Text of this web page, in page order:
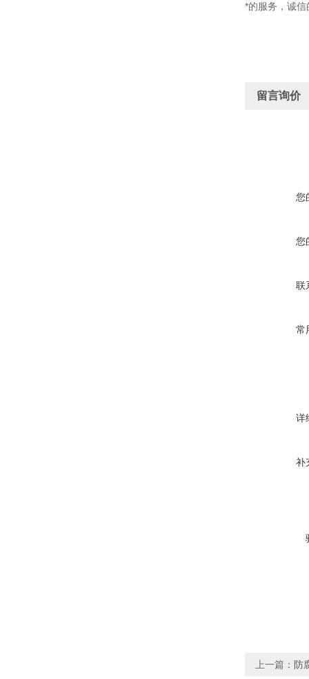
*的服务，诚信
留言询价
您
您
联
常
详
补
上一篇： 防